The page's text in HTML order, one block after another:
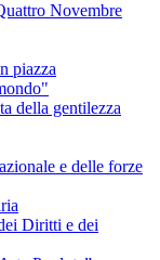
Novembre
piazza
della gentilezza
e delle forze
Diritti e dei